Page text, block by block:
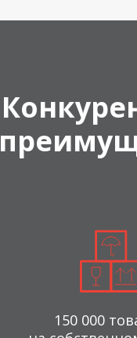
150 000